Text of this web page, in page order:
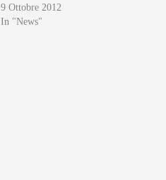
9 Ottobre 2012
In "News"